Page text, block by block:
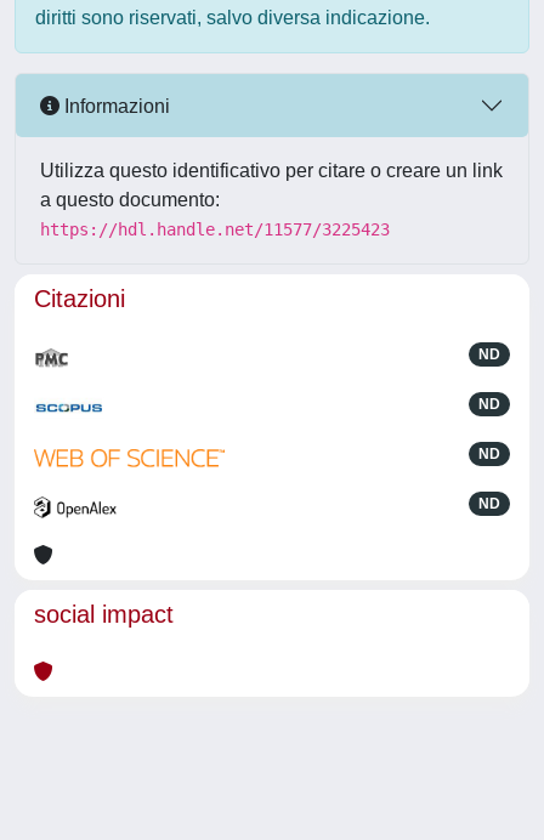
diritti sono riservati, salvo diversa indicazione.
Informazioni
Utilizza questo identificativo per citare o creare un link
a questo documento:
https://hdl.handle.net/11577/3225423
Citazioni
ND
ND
ND
ND
social impact